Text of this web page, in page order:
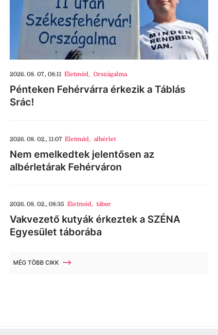
2026. 08. 07., 08:11 Életmód, Országalma
Pénteken Fehérvárra érkezik a Táblás
Srác!
2026. 08. 02., 11:07 Életmód, albérlet
Nem emelkedtek jelentősen az
albérletárak Fehérváron
2026. 08. 02., 08:35 Életmód, tábor
Vakvezető kutyák érkeztek a SZÉNA
Egyesület táborába
MÉG TÖBB CIKK